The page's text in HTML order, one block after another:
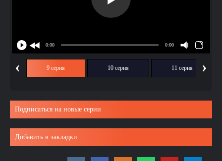
‹ 9 серия 10 серия 11 серия ›
Подписаться на новые серии
Добавить в закладки